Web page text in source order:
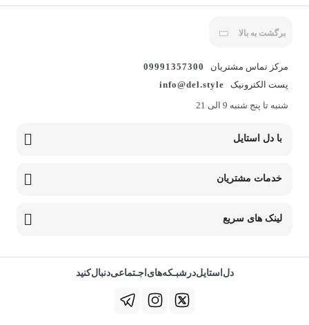
برگشت به بالا
مرکز تماس مشتریان
09991357300
پست الکترونیک
info@del.style
شنبه تا پنج شنبه 9 الی 21
با دل استایل
خدمات مشتریان
لینک های سریع
دل‌استایل‌در‌‌شبـکه‌های‌اجـتماعی‌دنبال‌کنید